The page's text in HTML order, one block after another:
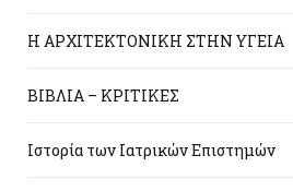
Η ΑΡΧΙΤΕΚΤΟΝΙΚΗ ΣΤΗΝ ΥΓΕΙΑ
ΒΙΒΛΙΑ – ΚΡΙΤΙΚΕΣ
Ιστορία των Ιατρικών Επιστημών